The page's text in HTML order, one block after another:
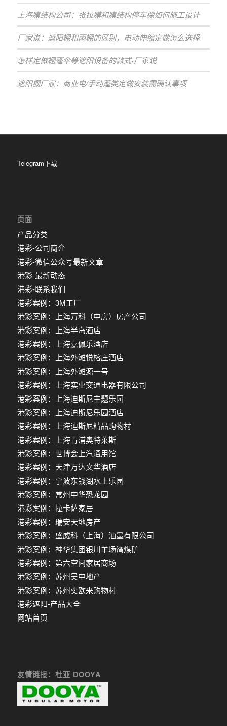
上海膜结构公司：张拉膜和膜结构停车棚如何施工设计
厂家说：遮阳棚和雨棚的区别，电动伸缩定做怎么选择
怎样定做棚蓬伞等遮阳设备的款式-厂家说
遮阳棚厂家：商业电/手动蓬类定做安装需确认事项
Telegram下载
页面
产品分类
港彩-公司简介
港彩-微信公众号最新文章
港彩-最新动态
港彩-联系我们
港彩案例：3M工厂
港彩案例：上海万科（中房）房产公司
港彩案例：上海半岛酒店
港彩案例：上海嘉佩乐酒店
港彩案例：上海外滩悦榕庄酒店
港彩案例：上海外滩源一号
港彩案例：上海实业交通电器有限公司
港彩案例：上海迪斯尼主题乐园
港彩案例：上海迪斯尼乐园酒店
港彩案例：上海迪斯尼精品购物村
港彩案例：上海青浦奥特莱斯
港彩案例：世博会上汽通用馆
港彩案例：天津万达文华酒店
港彩案例：宁波东钱湖水上乐园
港彩案例：常州中华恐龙园
港彩案例：拉卡萨家居
港彩案例：瑞安天地房产
港彩案例：盛威科（上海）油墨有限公司
港彩案例：神华集团银川羊场湾煤矿
港彩案例：第六空间家居商场
港彩案例：苏州吴中地产
港彩案例：苏州奕欧来购物村
港彩遮阳-产品大全
网站首页
友情链接：杜亚 DOOYA